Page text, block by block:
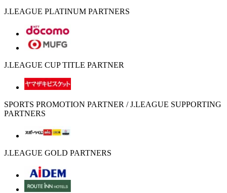
J.LEAGUE PLATINUM PARTNERS
J.LEAGUE CUP TITLE PARTNER
SPORTS PROMOTION PARTNER / J.LEAGUE SUPPORTING
PARTNERS
J.LEAGUE GOLD PARTNERS